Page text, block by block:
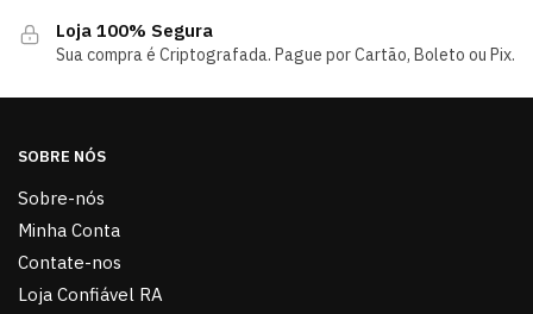
Loja 100% Segura
Sua compra é Criptografada. Pague por Cartão, Boleto ou Pix.
SOBRE NÓS
Sobre-nós
Minha Conta
Contate-nos
Loja Confiável RA